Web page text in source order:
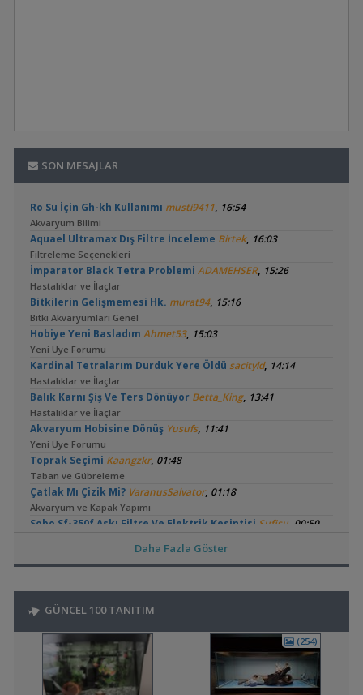
SON MESAJLAR
Ro Su İçin Gh-kh Kullanımı musti9411, 16:54
Akvaryum Bilimi
Aquael Ultramax Dış Filtre İnceleme Birtek, 16:03
Filtreleme Seçenekleri
İmparator Black Tetra Problemi ADAMEHSER, 15:26
Hastalıklar ve İlaçlar
Bitkilerin Gelişmemesi Hk. murat94, 15:16
Bitki Akvaryumları Genel
Hobiye Yeni Basladım Ahmet53, 15:03
Yeni Üye Forumu
Kardinal Tetralarım Durduk Yere Öldü sacityld, 14:14
Hastalıklar ve İlaçlar
Balık Karnı Şiş Ve Ters Dönüyor Betta_King, 13:41
Hastalıklar ve İlaçlar
Akvaryum Hobisine Dönüş Yusufs, 11:41
Yeni Üye Forumu
Toprak Seçimi Kaangzkr, 01:48
Taban ve Gübreleme
Çatlak Mı Çizik Mi? VaranusSalvator, 01:18
Akvaryum ve Kapak Yapımı
Sobo Sf-350f Askı Filtre Ve Elektrik Kesintisi Sufisu, 00:50
Çözemediğim Problem Firebolt,23:55
Yeni Üye Forumu
Malzemeler ve Yemler Forumu
Karideslerin Cinsiyeti Nedir?
Cinsiyet ve Tür Belirleme
Buhar Camı Ve Şelale Filtre Çıkmazı emocdgn06,20:59
Yeni Üye Forumu
🧿 En Güzel Fotoğraflarınızı Gösterin Frkn,20:57
Daha Fazla Göster
GÜNCEL 100 TANITIM
(254)